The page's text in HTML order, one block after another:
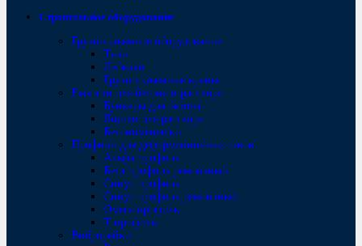
Строительное оборудование
Грузоподъемное оборудование
Тали
Лебедки
Грузоподъемные краны
Емкости для бетона и раствора
Бункеры для бетона
Ящики для раствора
Бетономешалки
Профили для деформационных швов
Альфа профиль
Бета профиль ремонтный
Синус профиль
Синус профиль ремонтный
Омега профиль
Т профиль
Виброрейки